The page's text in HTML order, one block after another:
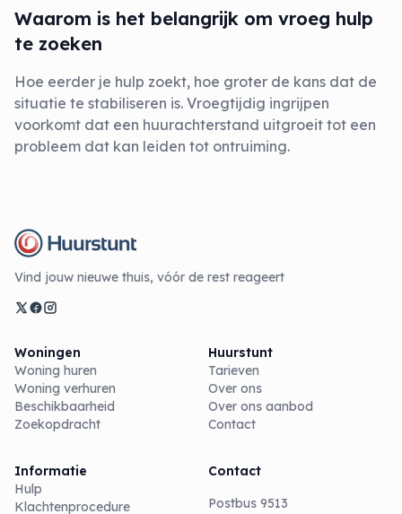
Waarom is het belangrijk om vroeg hulp
te zoeken
Hoe eerder je hulp zoekt, hoe groter de kans dat de
situatie te stabiliseren is. Vroegtijdig ingrijpen
voorkomt dat een huurachterstand uitgroeit tot een
probleem dat kan leiden tot ontruiming.
Vind jouw nieuwe thuis, vóór de rest reageert
Woningen
Woning huren
Woning verhuren
Beschikbaarheid
Zoekopdracht
Huurstunt
Tarieven
Over ons
Over ons aanbod
Contact
Informatie
Hulp
Klachtenprocedure
Contact
Postbus 9513